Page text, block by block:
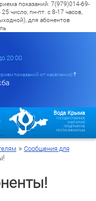
показаний: 7(979)014-69-
число, пн-пт. с 8-17 часов,
для абонентов
20:00
показаний от населения)?
Вода Крыма
ГОСУДАРСТВЕННОЕ
УНИТАРНОЕ
ПРЕДПРИЯТИЕ
РЕСПУБЛИКИ КРЫМ
» Сообщения для